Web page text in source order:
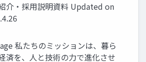
介・採用説明資料 Updated on
私たちのミッションは、暮ら
済を、人と技術の力で進化させ